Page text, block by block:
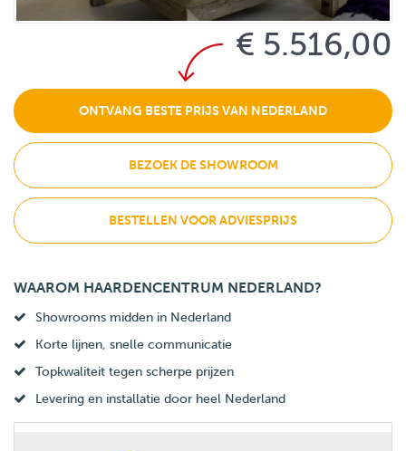
€ 5.516,00
ONTVANG BESTE PRIJS VAN NEDERLAND
BEZOEK DE SHOWROOM
BESTELLEN VOOR ADVIESPRIJS
WAAROM HAARDENCENTRUM NEDERLAND?
Showrooms midden in Nederland
Korte lijnen, snelle communicatie
Topkwaliteit tegen scherpe prijzen
Levering en installatie door heel Nederland